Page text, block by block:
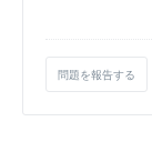
問題を報告する